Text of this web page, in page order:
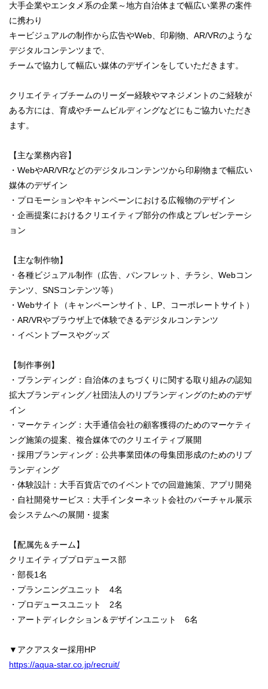
大手企業やエンタメ系の企業～地方自治体まで幅広い業界の案件
に携わり
キービジュアルの制作から広告やWeb、印刷物、AR/VRのような
デジタルコンテンツまで、
チームで協力して幅広い媒体のデザインをしていただきます。
クリエイティブチームのリーダー経験やマネジメントのご経験が
ある方には、育成やチームビルディングなどにもご協力いただき
ます。
【主な業務内容】
・WebやAR/VRなどのデジタルコンテンツから印刷物まで幅広い
媒体のデザイン
・プロモーションやキャンペーンにおける広報物のデザイン
・企画提案におけるクリエイティブ部分の作成とプレゼンテーシ
ョン
【主な制作物】
・各種ビジュアル制作（広告、パンフレット、チラシ、Webコン
テンツ、SNSコンテンツ等）
・Webサイト（キャンペーンサイト、LP、コーポレートサイト）
・AR/VRやブラウザ上で体験できるデジタルコンテンツ
・イベントブースやグッズ
【制作事例】
・ブランディング：自治体のまちづくりに関する取り組みの認知
拡大ブランディング／社団法人のリブランディングのためのデザ
イン
・マーケティング：大手通信会社の顧客獲得のためのマーケティ
ング施策の提案、複合媒体でのクリエイティブ展開
・採用ブランディング：公共事業団体の母集団形成のためのリブ
ランディング
・体験設計：大手百貨店でのイベントでの回遊施策、アプリ開発
・自社開発サービス：大手インターネット会社のバーチャル展示
会システムへの展開・提案
【配属先＆チーム】
クリエイティブプロデュース部
・部長1名
・プランニングユニット 4名
・プロデュースユニット 2名
・アートディレクション＆デザインユニット 6名
▼アクアスター採用HP
https://aqua-star.co.jp/recruit/